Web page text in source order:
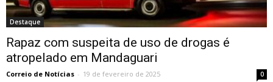
Destaque
Rapaz com suspeita de uso de drogas é
atropelado em Mandaguari
Correio de Notícias - 19 de fevereiro de 2025 0